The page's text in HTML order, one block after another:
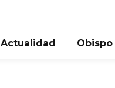
Actualidad Obispo